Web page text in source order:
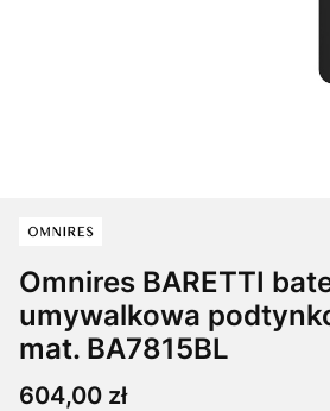
Omnires BARETTI
umywalkowa
mat. BA7815BL
Cena
604,00 zł